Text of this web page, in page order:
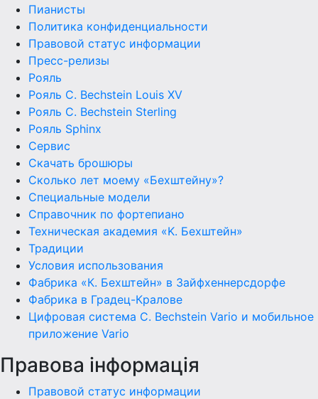
Пианисты
Политика конфиденциальности
Правовой статус информации
Пресс-релизы
Рояль
Рояль C. Bechstein Louis XV
Рояль C. Bechstein Sterling
Рояль Sphinx
Сервис
Скачать брошюры
Сколько лет моему «Бехштейну»?
Специальные модели
Справочник по фортепиано
Техническая академия «K. Бехштейн»
Традиции
Условия использования
Фабрика «К. Бехштейн» в Зайфхеннерсдорфе
Фабрика в Градец-Кралове
Цифровая система C. Bechstein Vario и мобильное
приложение Vario
Правова інформація
Правовой статус информации